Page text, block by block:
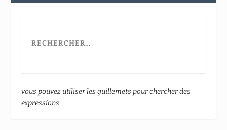
vous pouvez utiliser les guillemets pour chercher des
expressions